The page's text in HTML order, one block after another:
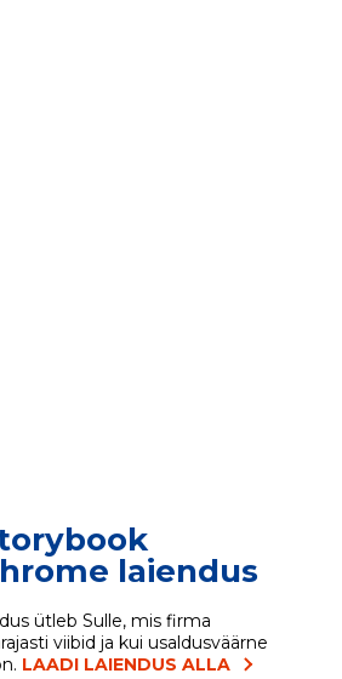
laiendus
ütleb Sulle, mis firma
viibid ja kui usaldusväärne
LAADI LAIENDUS ALLA